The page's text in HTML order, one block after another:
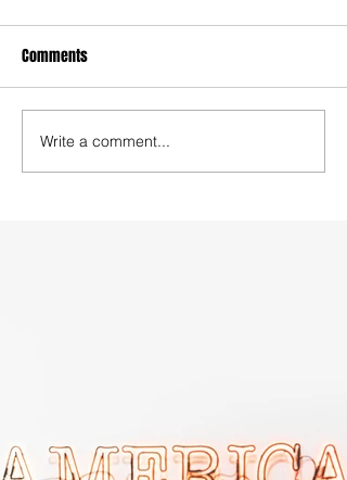
Comments
Write a comment...